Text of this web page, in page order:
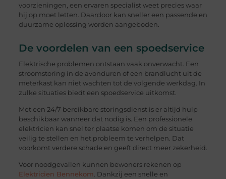
voorzieningen, een ervaren specialist weet precies waar
hij op moet letten. Daardoor kan sneller een passende en
duurzame oplossing worden aangeboden.
De voordelen van een spoedservice
Elektrische problemen ontstaan vaak onverwacht. Een
stroomstoring in de avonduren of een brandlucht uit de
meterkast kan niet wachten tot de volgende werkdag. In
zulke situaties biedt een spoedservice uitkomst.
Met een 24/7 bereikbare storingsdienst is er altijd hulp
beschikbaar wanneer dat nodig is. Een professionele
elektricien kan snel ter plaatse komen om de situatie
veilig te stellen en het probleem te verhelpen. Dat
voorkomt verdere schade en geeft direct meer zekerheid.
Voor noodgevallen kunnen bewoners rekenen op
Elektricien Bennekom. Dankzij een snelle en